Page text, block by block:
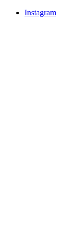
Instagram